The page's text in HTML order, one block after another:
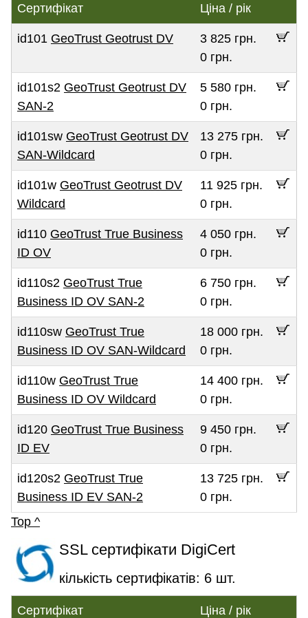
Сертифікат Ціна / рік
id101 GeoTrust Geotrust DV
3 825 грн.
0 грн.
id101s2 GeoTrust Geotrust DV
SAN-2
5 580 грн.
0 грн.
id101sw GeoTrust Geotrust DV
SAN-Wildcard
13 275 грн.
0 грн.
id101w GeoTrust Geotrust DV
Wildcard
11 925 грн.
0 грн.
id110 GeoTrust True Business
ID OV
4 050 грн.
0 грн.
id110s2 GeoTrust True
Business ID OV SAN-2
6 750 грн.
0 грн.
id110sw GeoTrust True
Business ID OV SAN-Wildcard
18 000 грн.
0 грн.
id110w GeoTrust True
Business ID OV Wildcard
14 400 грн.
0 грн.
id120 GeoTrust True Business
ID EV
9 450 грн.
0 грн.
id120s2 GeoTrust True
Business ID EV SAN-2
13 725 грн.
0 грн.
Top ^
SSL сертифікати DigiCert
кількість сертифікатів: 6 шт.
Сертифікат Ціна / рік